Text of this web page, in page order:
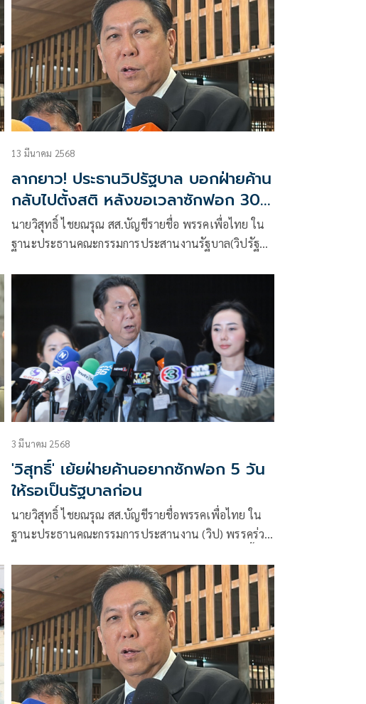
13 มีนาคม 2568
ลากยาว! ประธานวิปรัฐบาล บอกฝ่ายค้าน
กลับไปตั้งสติ หลังขอเวลาซักฟอก 30
ชม.
นายวิสุทธิ์​ ไชยณรุณ​ สส.บัญชีรายชื่อ พรรคเพื่อไทย ใน
ฐานะประธานคณะกรรมการประสานงานรัฐบาล(วิปรัฐ
นี้(13มี.ค.)เพื่อหากรอบเวลาวันอภิปรายไม่ไว้วางใจ
3 มีนาคม 2568
'วิสุทธิ์' เย้ยฝ่ายค้านอยากซักฟอก 5 วัน
ให้รอเป็นรัฐบาลก่อน
นายวิสุทธิ์ ไชยณรุณ สส.บัญชีรายชื่อพรรคเพื่อไทย ใน
ฐานะประธานคณะกรรมการประสานงาน (วิป) พรรคร่วม
การยื่นญัตติขอเปิดอภิปรายไม่ไว้วางใจของพรรคร่วมฝ่าย
ค้าน ว่